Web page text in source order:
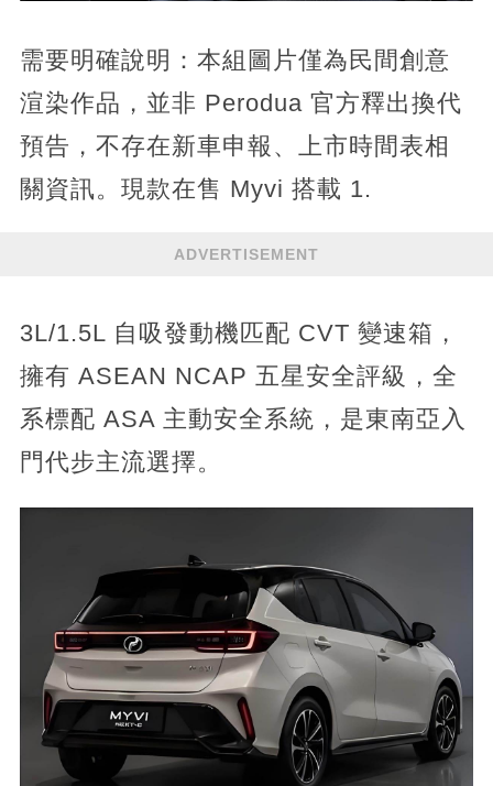
需要明確說明：本組圖片僅為民間創意
渲染作品，並非 Perodua 官方釋出換代
預告，不存在新車申報、上市時間表相
關資訊。現款在售 Myvi 搭載 1.
ADVERTISEMENT
3L/1.5L 自吸發動機匹配 CVT 變速箱，
擁有 ASEAN NCAP 五星安全評級，全
系標配 ASA 主動安全系統，是東南亞入
門代步主流選擇。